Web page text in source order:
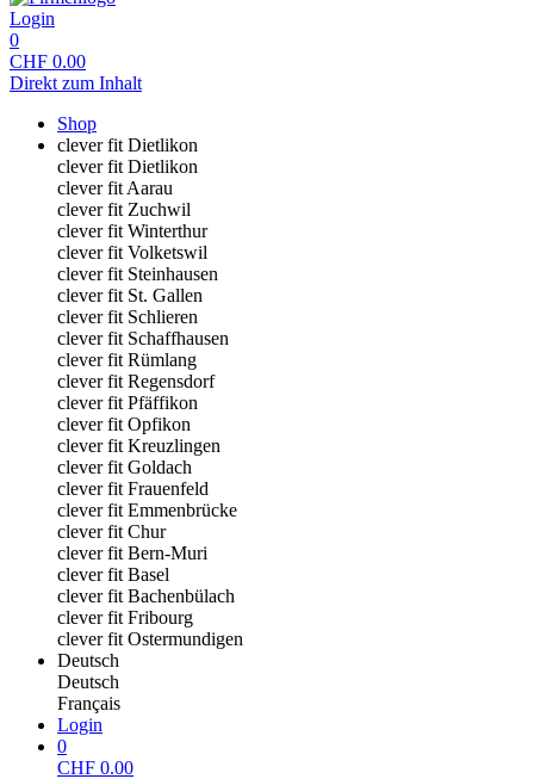
Login
0
CHF 0.00
Direkt zum Inhalt
Shop
clever fit Dietlikon
clever fit Dietlikon
clever fit Aarau
clever fit Zuchwil
clever fit Winterthur
clever fit Volketswil
clever fit Steinhausen
clever fit St. Gallen
clever fit Schlieren
clever fit Schaffhausen
clever fit Rümlang
clever fit Regensdorf
clever fit Pfäffikon
clever fit Opfikon
clever fit Kreuzlingen
clever fit Goldach
clever fit Frauenfeld
clever fit Emmenbrücke
clever fit Chur
clever fit Bern-Muri
clever fit Basel
clever fit Bachenbülach
clever fit Fribourg
clever fit Ostermundigen
Deutsch
Deutsch
Français
Login
0
CHF 0.00